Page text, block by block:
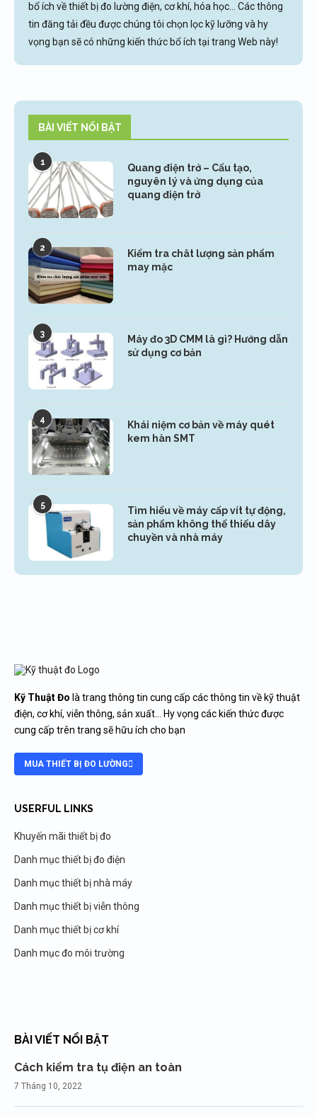
bổ ích về thiết bị đo lường điện, cơ khí, hóa học... Các thông
tin đăng tải đều được chúng tôi chọn lọc kỹ lưỡng và hy
vọng bạn sẽ có những kiến thức bổ ích tại trang Web này!
BÀI VIẾT NỔI BẬT
1
Quang điện trở – Cấu tạo,
nguyên lý và ứng dụng của
quang điện trở
2
Kiểm tra chât lượng sản phẩm
may mặc
3
Máy đo 3D CMM là gì? Hướng dẫn
sử dụng cơ bản
4
Khái niệm cơ bản về máy quét
kem hàn SMT
5
Tìm hiểu về máy cấp vít tự động,
sản phẩm không thể thiếu dây
chuyền và nhà máy
Kỹ Thuật Đo là trang thông tin cung cấp các thông tin về kỹ thuật
điện, cơ khí, viễn thông, sản xuất… Hy vọng các kiến thức được
cung cấp trên trang sẽ hữu ích cho bạn
MUA THIẾT BỊ ĐO LƯỜNG
USERFUL LINKS
Khuyến mãi thiết bị đo
Danh mục thiết bị đo điện
Danh mục thiết bị nhà máy
Danh mục thiết bị viễn thông
Danh mục thiết bị cơ khí
Danh mục đo môi trường
BÀI VIẾT NỔI BẬT
Cách kiểm tra tụ điện an toàn
7 Tháng 10, 2022